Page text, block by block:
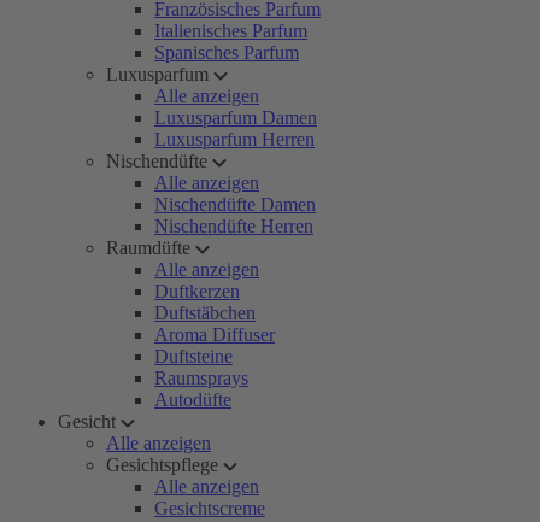
Französisches Parfum
Italienisches Parfum
Spanisches Parfum
Luxusparfum
Alle anzeigen
Luxusparfum Damen
Luxusparfum Herren
Nischendüfte
Alle anzeigen
Nischendüfte Damen
Nischendüfte Herren
Raumdüfte
Alle anzeigen
Duftkerzen
Duftstäbchen
Aroma Diffuser
Duftsteine
Raumsprays
Autodüfte
Gesicht
Alle anzeigen
Gesichtspflege
Alle anzeigen
Gesichtscreme